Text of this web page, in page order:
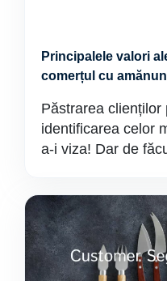
Principalele valori
comerțul cu
Păstrarea
identificarea celor
a-i viza! Dar de